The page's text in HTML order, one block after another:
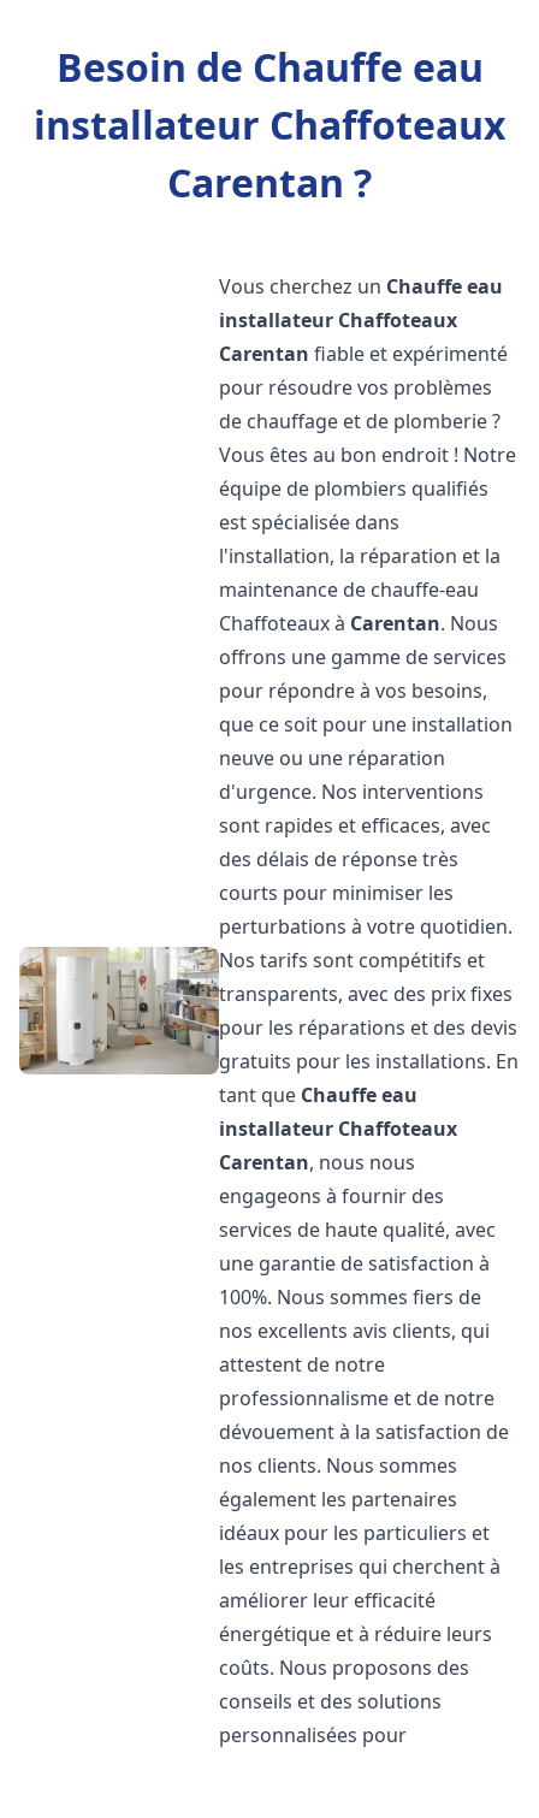
Besoin de Chauffe eau
installateur Chaffoteaux
Carentan ?
Vous cherchez un Chauffe eau
installateur Chaffoteaux
Carentan fiable et expérimenté
pour résoudre vos problèmes
de chauffage et de plomberie ?
Vous êtes au bon endroit ! Notre
équipe de plombiers qualifiés
est spécialisée dans
l'installation, la réparation et la
maintenance de chauffe-eau
Chaffoteaux à Carentan. Nous
offrons une gamme de services
pour répondre à vos besoins,
que ce soit pour une installation
neuve ou une réparation
d'urgence. Nos interventions
sont rapides et efficaces, avec
des délais de réponse très
courts pour minimiser les
perturbations à votre quotidien.
Nos tarifs sont compétitifs et
transparents, avec des prix fixes
pour les réparations et des devis
gratuits pour les installations. En
tant que Chauffe eau
installateur Chaffoteaux
Carentan, nous nous
engageons à fournir des
services de haute qualité, avec
une garantie de satisfaction à
100%. Nous sommes fiers de
nos excellents avis clients, qui
attestent de notre
professionnalisme et de notre
dévouement à la satisfaction de
nos clients. Nous sommes
également les partenaires
idéaux pour les particuliers et
les entreprises qui cherchent à
améliorer leur efficacité
énergétique et à réduire leurs
coûts. Nous proposons des
conseils et des solutions
personnalisées pour